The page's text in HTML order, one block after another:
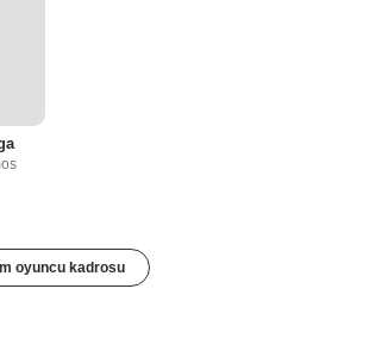
oyuncu kadrosu